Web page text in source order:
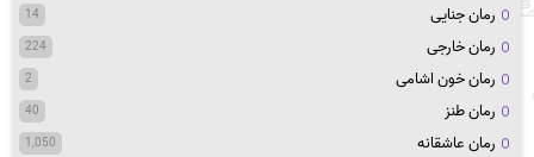
رمان جنایی 14
رمان خارجی 224
رمان خون اشامی 2
رمان طنز 40
رمان عاشقانه 1,050